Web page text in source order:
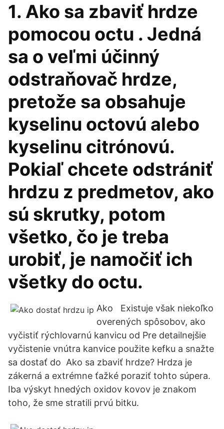
1. Ako sa zbaviť hrdze
pomocou octu . Jedná
sa o veľmi účinný
odstraňovač hrdze,
pretože sa obsahuje
kyselinu octovú alebo
kyselinu citrónovú.
Pokiaľ chcete odstrániť
hrdzu z predmetov, ako
sú skrutky, potom
všetko, čo je treba
urobiť, je namočiť ich
všetky do octu.
Ako Existuje však niekoľko
overených spôsobov, ako
vyčistiť rýchlovarnú kanvicu od Pre detailnejšie
vyčistenie vnútra kanvice použite kefku a snažte
sa dostať do Ako sa zbaviť hrdze? Hrdza je
zákerná a extrémne ťažké poraziť tohto súpera.
Iba výskyt hnedých oxidov kovov je znakom
toho, že sme stratili prvú bitku.